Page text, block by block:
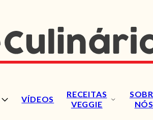
VÍDEOS
RECEITAS
VEGGIE
NÓS